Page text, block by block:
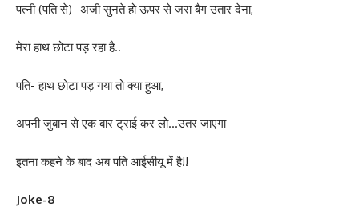
पत्नी (पति से)- अजी सुनते हो ऊपर से जरा बैग उतार देना,
मेरा हाथ छोटा पड़ रहा है..
पति- हाथ छोटा पड़ गया तो क्या हुआ,
अपनी जुबान से एक बार ट्राई कर लो…उतर जाएगा
इतना कहने के बाद अब पति आईसीयू में है!!
Joke-8